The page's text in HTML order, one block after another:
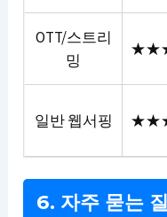
OTT/스트리
밍
일반 웹서핑
6. 자주 묻는